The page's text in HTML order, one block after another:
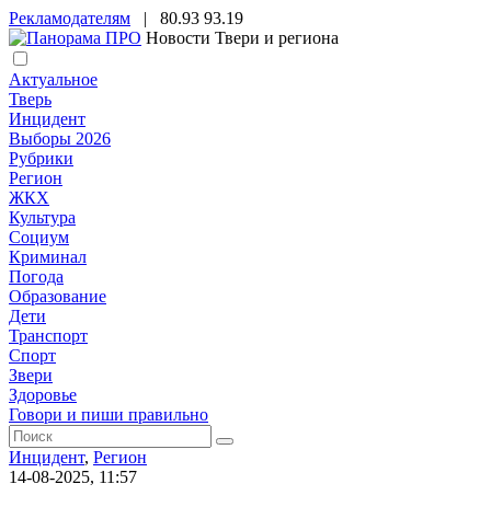
Рекламодателям | 80.93 93.19
Новости Твери и региона
Актуальное
Тверь
Инцидент
Выборы 2026
Рубрики
Регион
ЖКХ
Культура
Социум
Криминал
Погода
Образование
Дети
Транспорт
Спорт
Звери
Здоровье
Говори и пиши правильно
Инцидент, Регион
14-08-2025, 11:57